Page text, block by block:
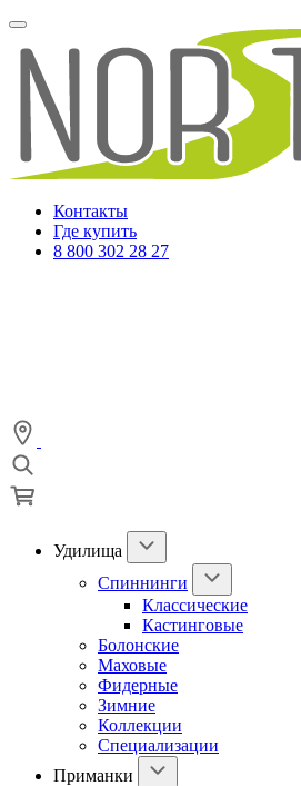
Контакты
Где купить
8 800 302 28 27
Удилища
Спиннинги
Классические
Кастинговые
Болонские
Маховые
Фидерные
Зимние
Коллекции
Специализации
Приманки